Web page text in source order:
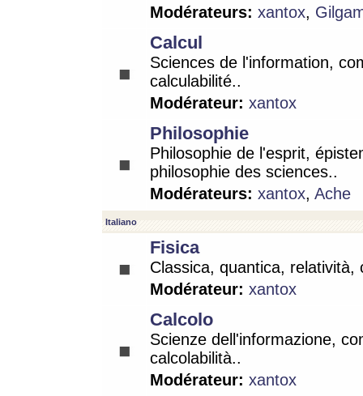
Modérateurs: xantox,
Calcul
Sciences de l'information,
calculabilité..
Modérateur: xantox
Philosophie
Philosophie de l'esprit,
philosophie des sciences..
Modérateurs: xantox, Ache
Italiano
Fisica
Classica, quantica, relatività,
Modérateur: xantox
Calcolo
Scienze dell'informazione,
calcolabilità..
Modérateur: xantox